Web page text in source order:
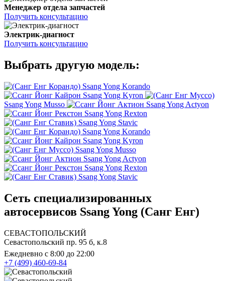
Менеджер отдела запчастей
Получить консультацию
Электрик-диагност
Получить консультацию
Выбрать другую модель:
Ssang Yong Korando
Ssang Yong Kyron
Ssang Yong Musso
Ssang Yong Actyon
Ssang Yong Rexton
Ssang Yong Stavic
Ssang Yong Korando
Ssang Yong Kyron
Ssang Yong Musso
Ssang Yong Actyon
Ssang Yong Rexton
Ssang Yong Stavic
Сеть специализированных
автосервисов Ssang Yong (Санг Енг)
СЕВАСТОПОЛЬСКИЙ
Севастопольский пр. 95 б, к.8
Ежедневно с 8:00 до 22:00
+7 (499) 460-69-84